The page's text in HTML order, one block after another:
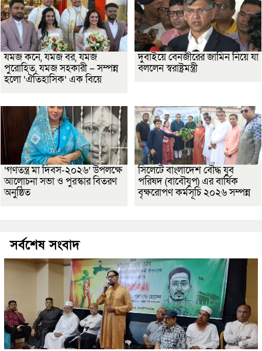
যমজ কনে, যমজ বর, যমজ
পুরোহিত, যমজ সহকারী – সম্পন্ন
হলো ‘ঐতিহাসিক’ এক বিয়ে
দুবাইয়ে বেনজীরের জামিন নিয়ে যা
বললেন স্বরাষ্ট্রমন্ত্রী
‘গণতন্ত্র মা দিবস-২০২৬’ উপলক্ষে
আলোচনা সভা ও পুরস্কার বিতরণ
অনুষ্ঠিত
সিলেটে বাংলাদেশ বৌদ্ধ যুব
পরিষদ (বাবৌযুপ) এর বার্ষিক
বৃক্ষরোপণ কর্মসূচি ২০২৬ সম্পন্ন
সর্বশেষ সংবাদ